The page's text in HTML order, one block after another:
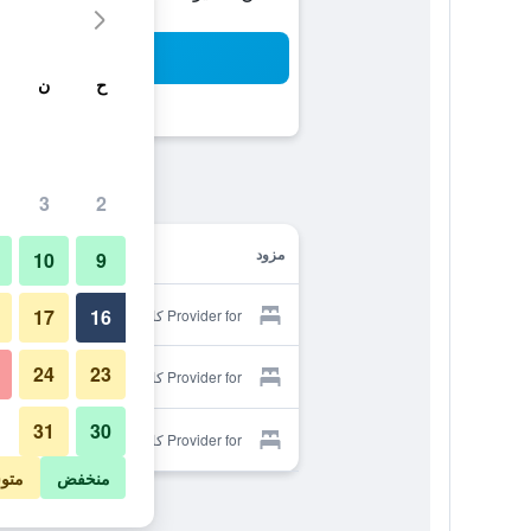
مزود
Provider for كامبانيل دلفت
Provider for كامبانيل دلفت
Provider for كامبانيل دلفت
ح ن
2
3
9
10
16
17
23
24
30
31
منخفض